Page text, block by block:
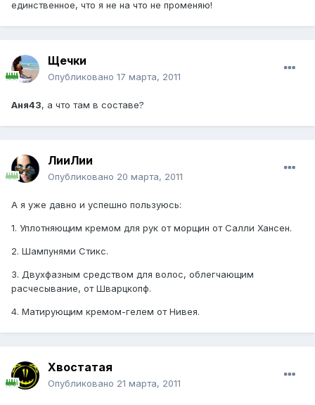
единственное, что я не на что не променяю!
Щечки
Опубликовано 17 марта, 2011
Аня43, а что там в составе?
ЛииЛии
Опубликовано 20 марта, 2011
А я уже давно и успешно пользуюсь:
1. Уплотняющим кремом для рук от морщин от Салли Хансен.
2. Шампунями Стикс.
3. Двухфазным средством для волос, облегчающим
расчесывание, от Шварцкопф.
4. Матирующим кремом-гелем от Нивея.
Хвостатая
Опубликовано 21 марта, 2011